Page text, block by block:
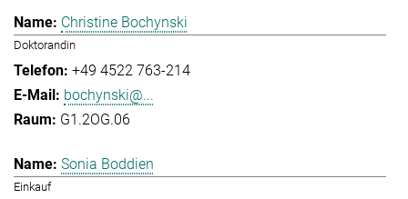
Christine Bochynski
Doktorandin
+49 4522 763-214
bochynski@...
G1.2OG.06
Sonia Boddien
Einkauf